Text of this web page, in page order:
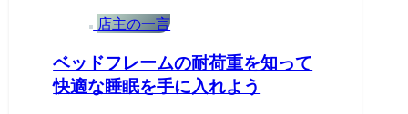
店主の一言
ベッドフレームの耐荷重を知って
快適な睡眠を手に入れよう